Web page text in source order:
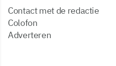
Contact met de redactie
Colofon
Adverteren